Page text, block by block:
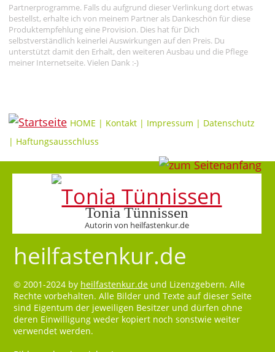
Partnerprogramme. Falls du aufgrund dieser Verlinkung dort etwas
bestellst, erhalte ich von meinem Partner als Dankeschön für diese
Produktempfehlung eine Provision. Dies hat für Dich
selbstverständlich keinerlei Auswirkungen auf den Preis. Du
unterstützt damit den Erhalt, den weiteren Ausbau und die Pflege
meiner Internetseite. Vielen Dank :-)
HOME | Kontakt | Impressum | Datenschutz
| Haftungsausschluss
Tonia Tünnissen
Autorin von heilfastenkur.de
heilfastenkur.de
© 2001-2024 by heilfastenkur.de und Lizenzgebern. Alle
Rechte vorbehalten. Alle Bilder und Texte auf dieser Seite
sind Eigentum der jeweiligen Besitzer und dürfen ohne
deren Einwilligung weder kopiert noch sonstwie weiter
verwendet werden.